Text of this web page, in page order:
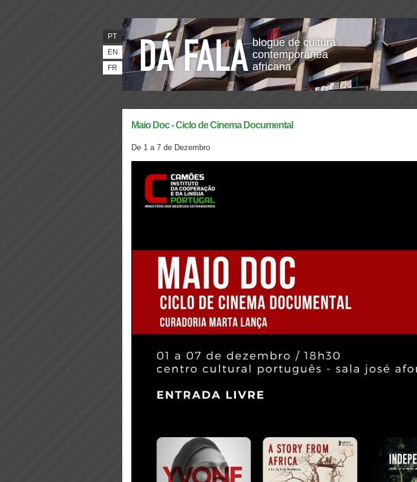
blogue de cultura
contemporânea
africana
PT
EN
FR
Maio Doc - Ciclo de Cinema Documental
De 1 a 7 de Dezembro